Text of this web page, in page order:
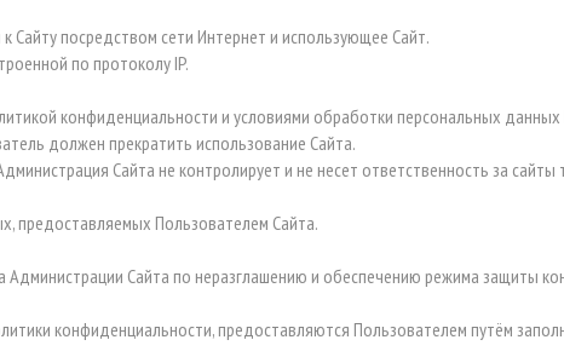
Сайту посредством сети Интернет и использующее Сайт.
по протоколу IP.
конфиденциальности и условиями обработки персональных
должен прекратить использование Сайта.
Сайта не контролирует и не несет ответственность за
предоставляемых Пользователем Сайта.
Администрации Сайта по неразглашению и обеспечению режима защиты
конфиденциальности, предоставляются Пользователем путём